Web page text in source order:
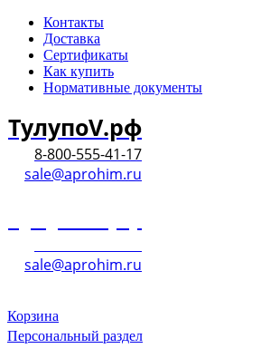
Контакты
Доставка
Сертификаты
Как купить
Нормативные документы
ТулупоV.рф
8-800-555-41-17
sale@aprohim.ru
sale@aprohim.ru
Корзина
Персональный раздел